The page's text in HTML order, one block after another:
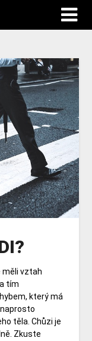
měli vztah
tím
který má
těla. Chůzi je
Zkuste